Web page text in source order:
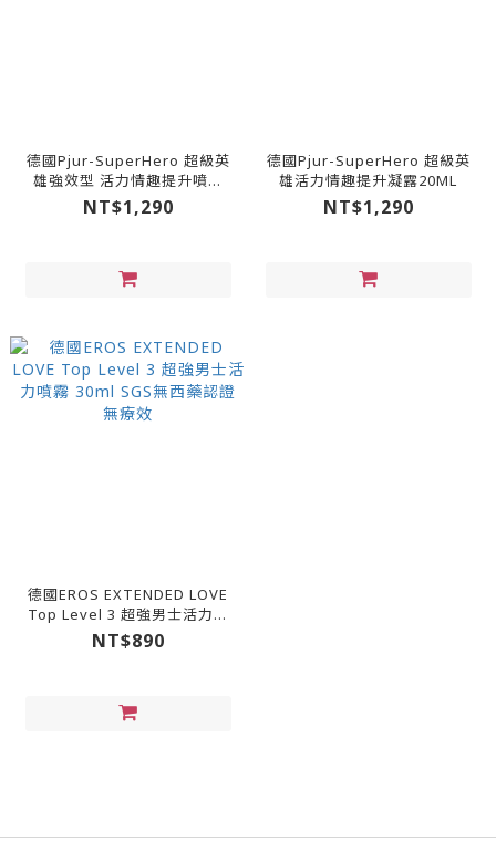
德國Pjur-SuperHero 超級英
雄強效型 活力情趣提升噴霧
20ML （預購）
NT$1,290
德國Pjur-SuperHero 超級英
雄活力情趣提升凝露20ML
NT$1,290
德國EROS EXTENDED LOVE
Top Level 3 超強男士活力噴
霧 30ml SGS無西藥認證 無療
效
NT$890